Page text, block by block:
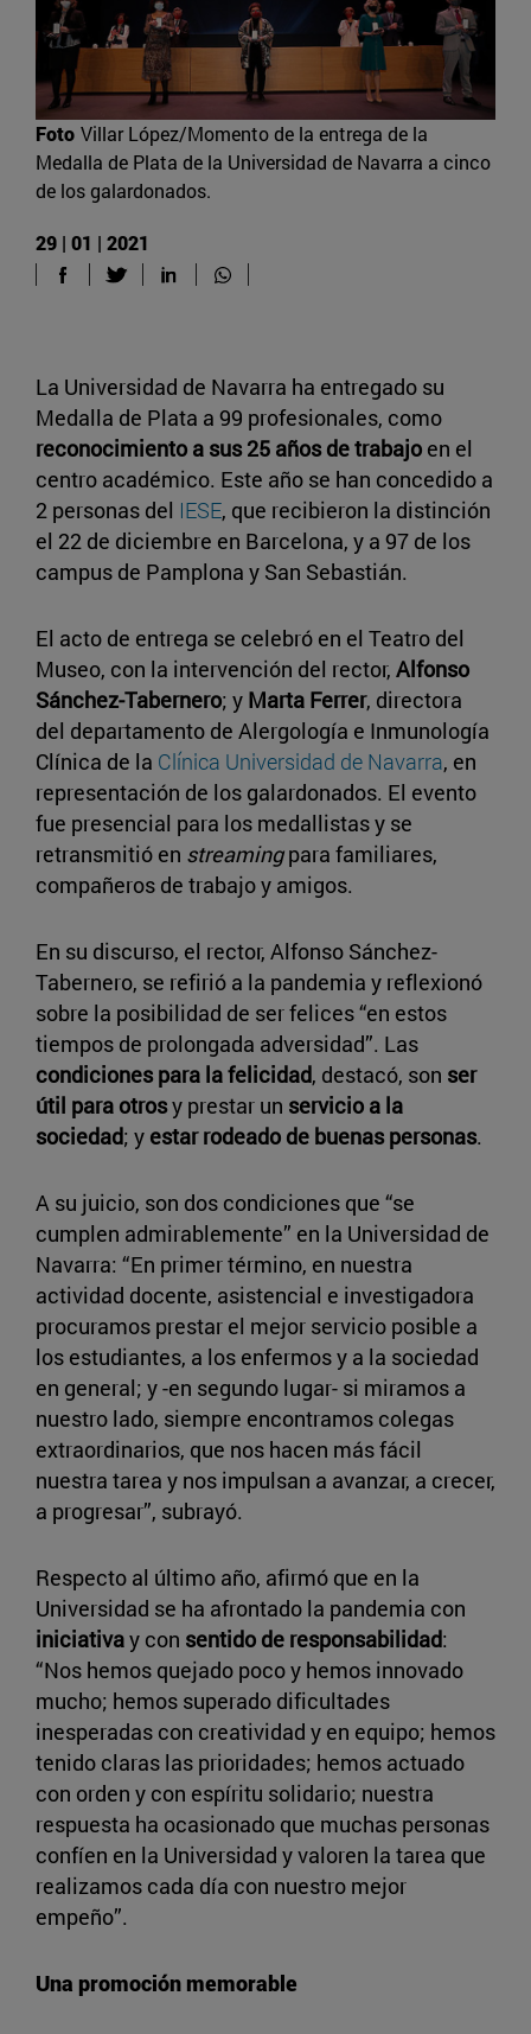
Foto Villar López/Momento de la entrega de la
Medalla de Plata de la Universidad de Navarra a cinco
de los galardonados.
29 | 01 | 2021
La Universidad de Navarra ha entregado su
Medalla de Plata a 99 profesionales, como
reconocimiento a sus 25 años de trabajo en el
centro académico. Este año se han concedido a
2 personas del IESE, que recibieron la distinción
el 22 de diciembre en Barcelona, y a 97 de los
campus de Pamplona y San Sebastián.
El acto de entrega se celebró en el Teatro del
Museo, con la intervención del rector, Alfonso
Sánchez-Tabernero; y Marta Ferrer, directora
del departamento de Alergología e Inmunología
Clínica de la Clínica Universidad de Navarra, en
representación de los galardonados. El evento
fue presencial para los medallistas y se
retransmitió en streamingpara familiares,
compañeros de trabajo y amigos.
En su discurso, el rector, Alfonso Sánchez-
Tabernero, se refirió a la pandemia y reflexionó
sobre la posibilidad de ser felices “en estos
tiempos de prolongada adversidad”. Las
condiciones para la felicidad, destacó, son ser
útil para otrosy prestar un servicio a la
sociedad; y estar rodeado de buenas personas.
A su juicio, son dos condiciones que “se
cumplen admirablemente” en la Universidad de
Navarra: “En primer término, en nuestra
actividad docente, asistencial e investigadora
procuramos prestar el mejor servicio posible a
los estudiantes, a los enfermos y a la sociedad
en general; y -en segundo lugar- si miramos a
nuestro lado, siempre encontramos colegas
extraordinarios, que nos hacen más fácil
nuestra tarea y nos impulsan a avanzar, a crecer,
a progresar”, subrayó.
Respecto al último año, afirmó que en la
Universidad se ha afrontado la pandemia con
iniciativay con sentido de responsabilidad:
“Nos hemos quejado poco y hemos innovado
mucho; hemos superado dificultades
inesperadas con creatividad y en equipo; hemos
tenido claras las prioridades; hemos actuado
con orden y con espíritu solidario; nuestra
respuesta ha ocasionado que muchas personas
confíen en la Universidad y valoren la tarea que
realizamos cada día con nuestro mejor
empeño”.
Una promoción memorable